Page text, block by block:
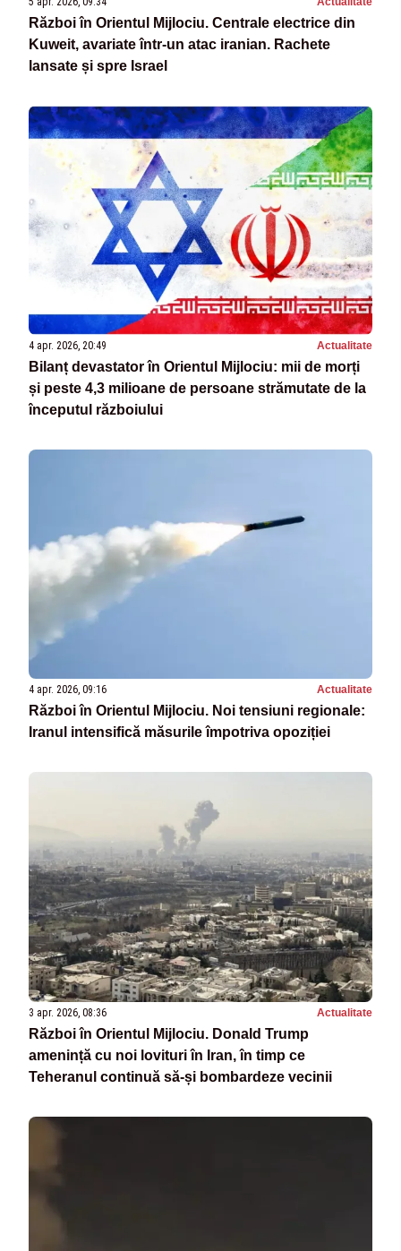
Război în Orientul Mijlociu. Centrale electrice din
Kuweit, avariate într-un atac iranian. Rachete
lansate și spre Israel
4 apr. 2026, 20:49 Actualitate
Bilanț devastator în Orientul Mijlociu: mii de morți
și peste 4,3 milioane de persoane strămutate de la
începutul războiului
4 apr. 2026, 09:16 Actualitate
Război în Orientul Mijlociu. Noi tensiuni regionale:
Iranul intensifică măsurile împotriva opoziției
3 apr. 2026, 08:36 Actualitate
Război în Orientul Mijlociu. Donald Trump
amenință cu noi lovituri în Iran, în timp ce
Teheranul continuă să‑și bombardeze vecinii